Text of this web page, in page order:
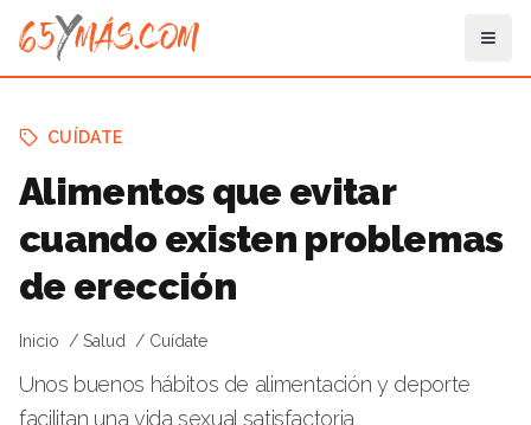
CUÍDATE
Alimentos que evitar
cuando existen problemas
de erección
Inicio Salud Cuídate
Unos buenos hábitos de alimentación y deporte
facilitan una vida sexual satisfactoria